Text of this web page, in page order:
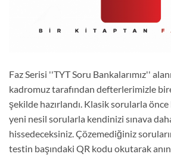
Faz Serisi ''TYT Soru Bankalarımız''
kadromuz tarafından defterlerimizle
şekilde hazırlandı. Klasik sorularla
yeni nesil sorularla kendinizi sınava
hissedeceksiniz. Çözemediğiniz
testin başındaki QR kodu okutarak